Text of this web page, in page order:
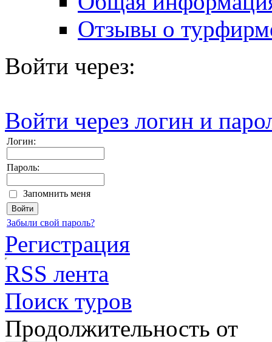
Отзывы о
Войти через:
Войти через логин и
Логин:
Пароль:
Запомнить меня
Забыли свой пароль?
Регистрация
RSS лента
Поиск туров
Продолжительность от